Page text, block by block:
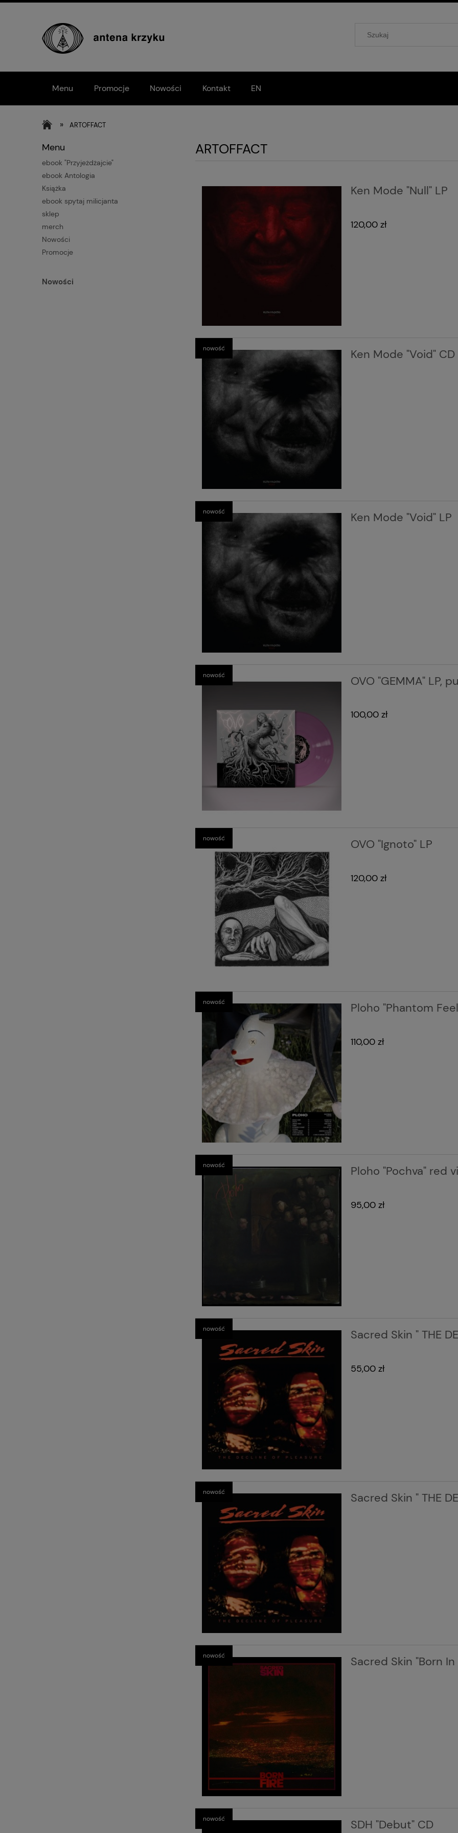
Menu Promocje Nowości Kontakt EN
» ARTOFFACT
Menu
ebook "Przyjeżdżajcie"
ebook Antologia
Książka
ebook spytaj milicjanta
sklep
merch
Nowości
Promocje
Nowości
ARTOFFACT
Ken Mode "Null" LP
120,00 zł
Ken Mode "Void" CD
nowość
Ken Mode "Void" LP
nowość
OVO "GEMMA" LP,
100,00 zł
nowość
OVO "Ignoto" LP
120,00 zł
nowość
Ploho "Phantom
110,00 zł
nowość
Ploho "Pochva" red
95,00 zł
nowość
Sacred Skin " THE
55,00 zł
nowość
Sacred Skin " THE
nowość
Sacred Skin "Born In
nowość
SDH "Debut" CD
nowość